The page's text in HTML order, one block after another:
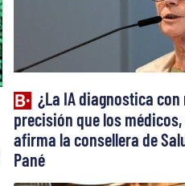
¿La IA diagnostica
precisión que los
afirma la consellera de
Pané